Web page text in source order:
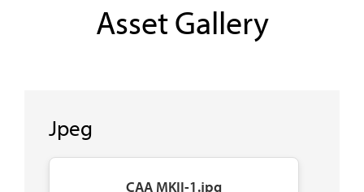
Asset Gallery
Jpeg
CAA MKII-1.jpg